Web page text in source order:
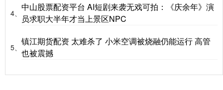
4、
中山股票配资平台 AI短剧来袭无戏可拍：《庆余年》演
员求职大半年才当上景区NPC
5、
镇江期货配资 太难杀了 小米空调被烧融仍能运行 高管
也被震撼